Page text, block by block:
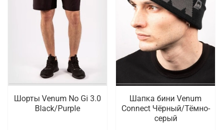
Шорты Venum No Gi 3.0
Black/Purple
Шапка бини Venum
Connect Чёрный/Тёмно-
серый